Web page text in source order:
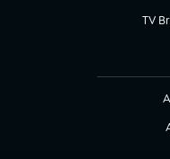
TV